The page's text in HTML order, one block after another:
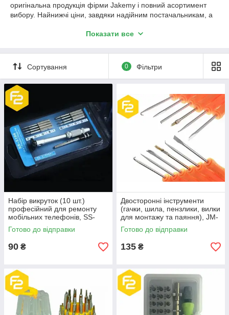
оригінальна продукція фірми Jakemy і повний асортимент
вибору. Найнижчі ціни, завдяки надійним постачальникам, а
найкращим місцем для покупки радіотехнічного інструменту.
Показати все
Сортування 0 Фільтри
Набір викруток (10 шт.)
професійний для ремонту
мобільних телефонів, SS-
5108
Готово до відправки
90 ₴
Двосторонні інструменти
(гачки, шила, пензлики, вилки
для монтажу та паяння), JM-
Z01
Готово до відправки
135 ₴